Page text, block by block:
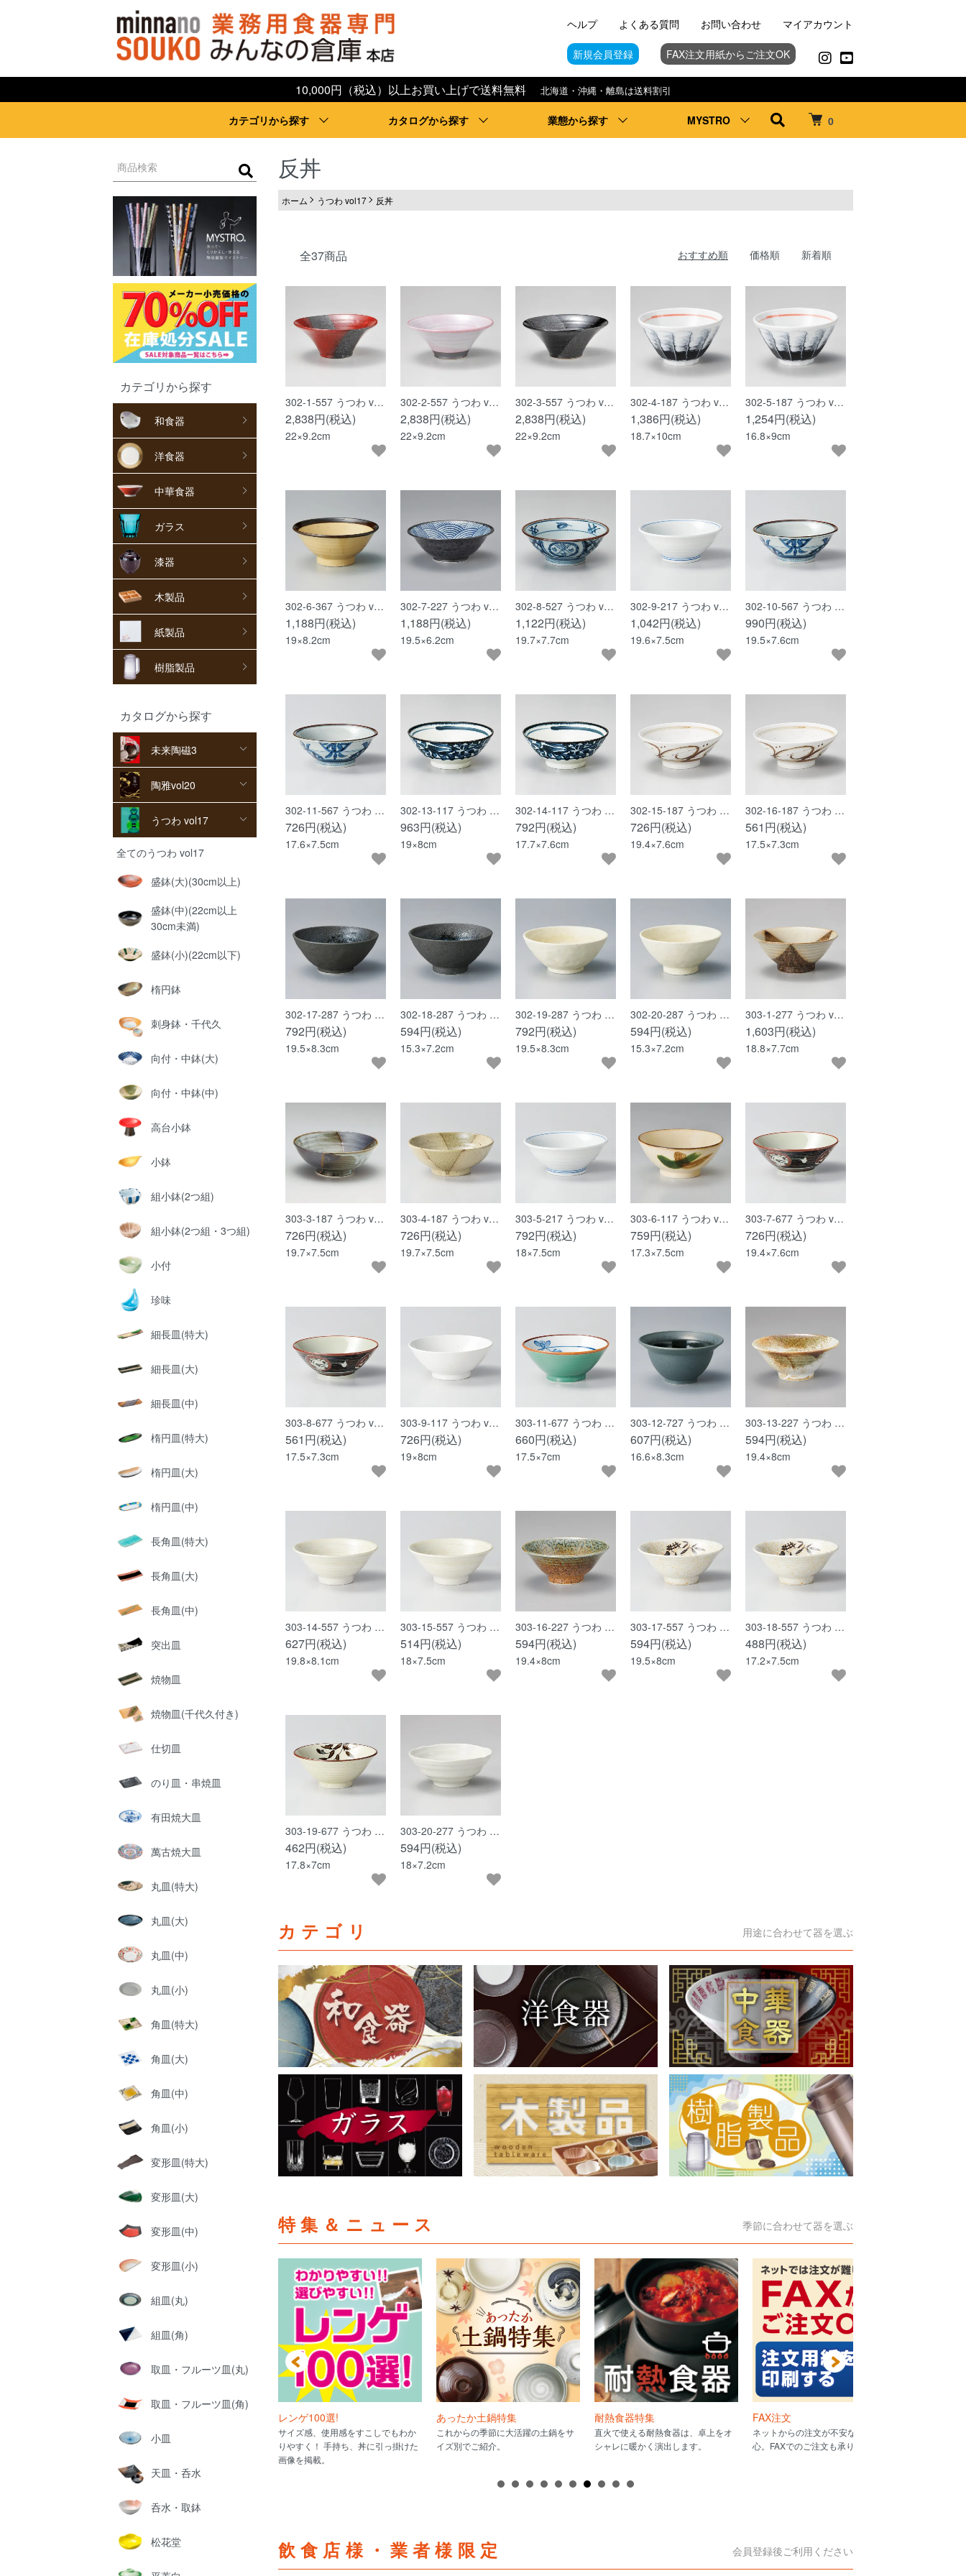
0
10,000円（税込）以上お買い上げで送料無料 北海道・沖縄・離島は送料割引
カテゴリから探す カタログから探す 業態から探す MYSTRO
ヘルプ よくある質問 お問い合わせ マイアカウント
新規会員登録 FAX注文用紙からご注文OK
カテゴリから探す
和食器
洋食器
中華食器
ガラス
漆器
木製品
紙製品
樹脂製品
カタログから探す
未来陶磁3
陶雅vol20
うつわ vol17
全てのうつわ vol17
盛鉢(大)(30cm以上)
盛鉢(中)(22cm以上
30cm未満)
盛鉢(小)(22cm以下)
楕円鉢
刺身鉢・千代久
向付・中鉢(大)
向付・中鉢(中)
高台小鉢
小鉢
組小鉢(2つ組)
組小鉢(2つ組・3つ組)
小付
珍味
細長皿(特大)
細長皿(大)
細長皿(中)
楕円皿(特大)
楕円皿(大)
楕円皿(中)
長角皿(特大)
長角皿(大)
長角皿(中)
突出皿
焼物皿
焼物皿(千代久付き)
仕切皿
のり皿・串焼皿
有田焼大皿
萬古焼大皿
丸皿(特大)
丸皿(大)
丸皿(中)
丸皿(小)
角皿(特大)
角皿(大)
角皿(中)
角皿(小)
変形皿(特大)
変形皿(大)
変形皿(中)
変形皿(小)
組皿(丸)
組皿(角)
取皿・フルーツ皿(丸)
取皿・フルーツ皿(角)
小皿
天皿・呑水
呑水・取鉢
松花堂
反丼
ホーム うつわ vol17 反丼
全37商品 おすすめ順 価格順 新着順
302-1-557 うつわ v…
2,838円(税込)
22×9.2cm
302-2-557 うつわ v…
2,838円(税込)
22×9.2cm
302-3-557 うつわ v…
2,838円(税込)
22×9.2cm
302-4-187 うつわ v…
1,386円(税込)
18.7×10cm
302-5-187 うつわ v…
1,254円(税込)
16.8×9cm
302-6-367 うつわ v…
1,188円(税込)
19×8.2cm
302-7-227 うつわ v…
1,188円(税込)
19.5×6.2cm
302-8-527 うつわ v…
1,122円(税込)
19.7×7.7cm
302-9-217 うつわ v…
1,042円(税込)
19.6×7.5cm
302-10-567 うつわ …
990円(税込)
19.5×7.6cm
302-11-567 うつわ …
726円(税込)
17.6×7.5cm
302-13-117 うつわ …
963円(税込)
19×8cm
302-14-117 うつわ …
792円(税込)
17.7×7.6cm
302-15-187 うつわ …
726円(税込)
19.4×7.6cm
302-16-187 うつわ …
561円(税込)
17.5×7.3cm
302-17-287 うつわ …
792円(税込)
19.5×8.3cm
302-18-287 うつわ …
594円(税込)
15.3×7.2cm
302-19-287 うつわ …
792円(税込)
19.5×8.3cm
302-20-287 うつわ …
594円(税込)
15.3×7.2cm
303-1-277 うつわ v…
1,603円(税込)
18.8×7.7cm
303-3-187 うつわ v…
726円(税込)
19.7×7.5cm
303-4-187 うつわ v…
726円(税込)
19.7×7.5cm
303-5-217 うつわ v…
792円(税込)
18×7.5cm
303-6-117 うつわ v…
759円(税込)
17.3×7.5cm
303-7-677 うつわ v…
726円(税込)
19.4×7.6cm
303-8-677 うつわ v…
561円(税込)
17.5×7.3cm
303-9-117 うつわ v…
726円(税込)
19×8cm
303-11-677 うつわ …
660円(税込)
17.5×7cm
303-12-727 うつわ …
607円(税込)
16.6×8.3cm
303-13-227 うつわ …
594円(税込)
19.4×8cm
303-14-557 うつわ …
627円(税込)
19.8×8.1cm
303-15-557 うつわ …
514円(税込)
18×7.5cm
303-16-227 うつわ …
594円(税込)
19.4×8cm
303-17-557 うつわ …
594円(税込)
19.5×8cm
303-18-557 うつわ …
488円(税込)
17.2×7.5cm
303-19-677 うつわ …
462円(税込)
17.8×7cm
303-20-277 うつわ …
594円(税込)
18×7.2cm
カテゴリ 用途に合わせて器を選ぶ
特集＆ニュース 季節に合わせて器を選ぶ
どんぶりの適量スープを写真で比較!!
ふちの厚さ・ハマのサイズも掲載!!
レンゲ100選!
サイズ感、使用感をすこしでもわか
りやすく！ 手持ち、丼に引っ掛けた
画像を掲載。
あったか土鍋特集
これからの季節に大活躍の土鍋をサ
イズ別でご紹介。
耐熱食器特集
直火で使える耐熱食器は、卓上をオ
シャレに暖かく演出します。
FAX注文
ネットからの注文が不安な方も安
心。FAXでのご注文も承ります。
飲食店様・業者様限定 会員登録後ご利用ください